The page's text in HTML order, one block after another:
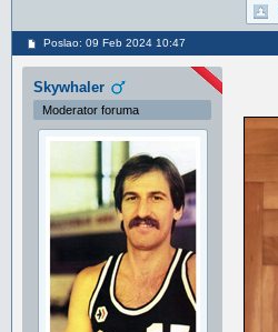
Poslao: 09 Feb 2024 10:47
Skywhaler
Moderator foruma